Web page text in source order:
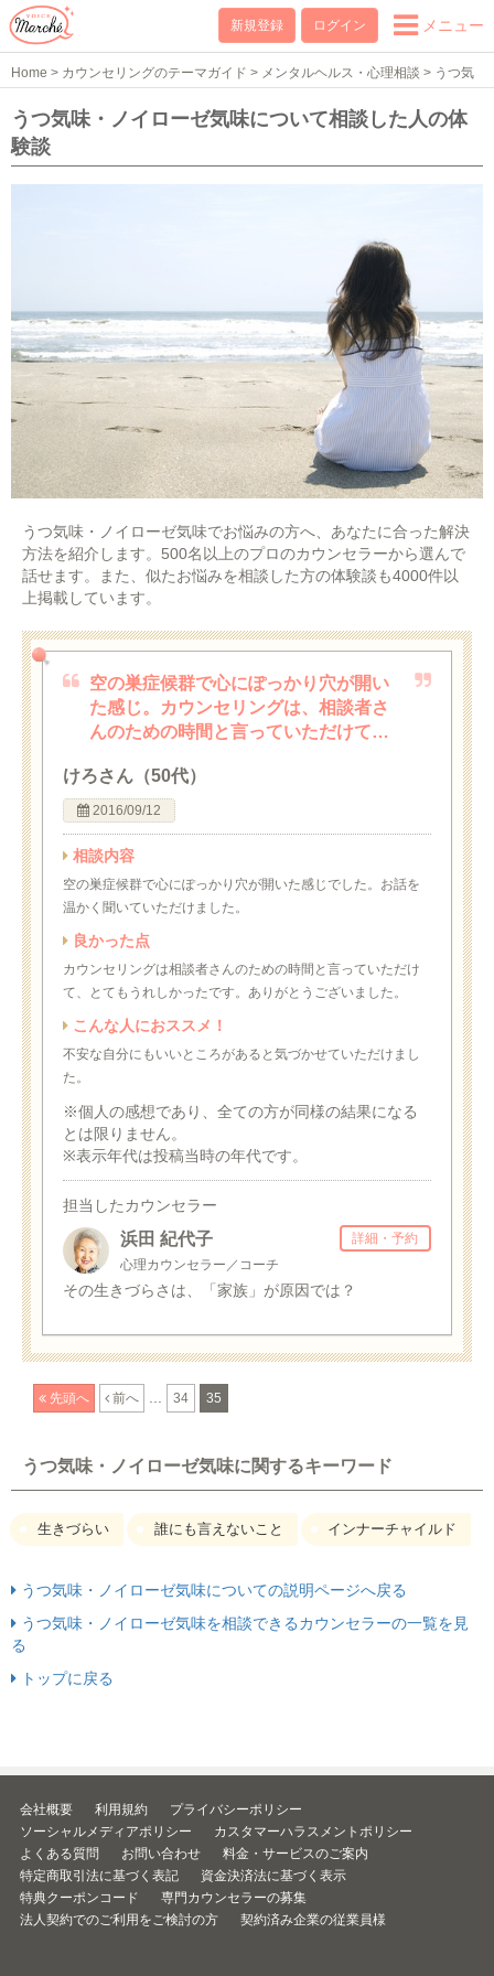
新規登録 ログイン メニュー
Home > カウンセリングのテーマガイド > メンタルヘルス・心理相談 > うつ気
味・ノイローゼ気味 >うつ気味・ノイローゼ気味の体験談
うつ気味・ノイローゼ気味について相談した人の体
験談
うつ気味・ノイローゼ気味でお悩みの方へ、あなたに合った解決
方法を紹介します。500名以上のプロのカウンセラーから選んで
話せます。また、似たお悩みを相談した方の体験談も4000件以
上掲載しています。
空の巣症候群で心にぽっかり穴が開い
た感じ。カウンセリングは、相談者さ
んのための時間と言っていただけて…
けろさん（50代）
2016/09/12
相談内容
空の巣症候群で心にぽっかり穴が開いた感じでした。お話を
温かく聞いていただけました。
良かった点
カウンセリングは相談者さんのための時間と言っていただけ
て、とてもうれしかったです。ありがとうございました。
こんな人におススメ！
不安な自分にもいいところがあると気づかせていただけまし
た。
※個人の感想であり、全ての方が同様の結果になる
とは限りません。
※表示年代は投稿当時の年代です。
担当したカウンセラー
浜田 紀代子
心理カウンセラー／コーチ
その生きづらさは、「家族」が原因では？
詳細・予約
先頭へ 前へ ... 34 35
うつ気味・ノイローゼ気味に関するキーワード
生きづらい 誰にも言えないこと インナーチャイルド
うつ気味・ノイローゼ気味についての説明ページへ戻る
うつ気味・ノイローゼ気味を相談できるカウンセラーの一覧を見
る
トップに戻る
会社概要 利用規約
プライバシーポリシー
ソーシャルメディアポリシー
カスタマーハラスメントポリシー
よくある質問
お問い合わせ
料金・サービスのご案内
特定商取引法に基づく表記
資金決済法に基づく表示
特典クーポンコード
専門カウンセラーの募集
法人契約でのご利用をご検討の方
契約済み企業の従業員様